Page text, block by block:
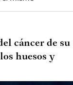
cáncer de su
huesos y